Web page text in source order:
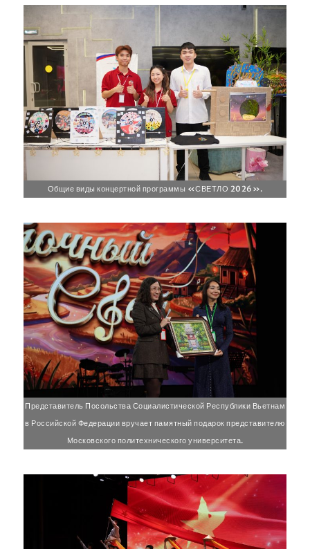
Общие виды концертной программы «СВЕТЛО 2026».
Представитель Посольства Социалистической Республики Вьетнам
в Российской Федерации вручает памятный подарок представителю
Московского политехнического университета.